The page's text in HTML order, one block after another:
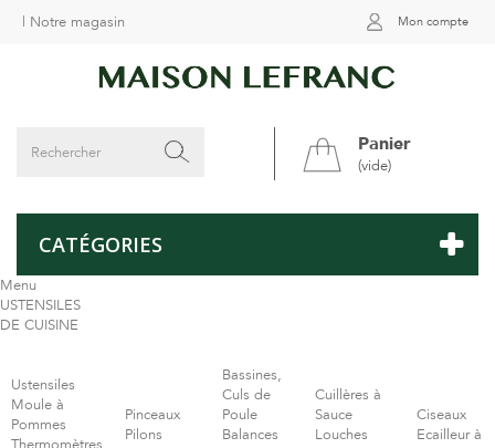
Mon compte
Notre magasin
Panier
(vide)
CATÉGORIES
Menu
USTENSILES
DE CUISINE
Ustensiles
Moule à
Pommes
Pinceaux
Pilons
Bassines,
Culs de
Poule
Balances
Cuillères à
Sauce
Louches
Ciseaux
Ecailleur à